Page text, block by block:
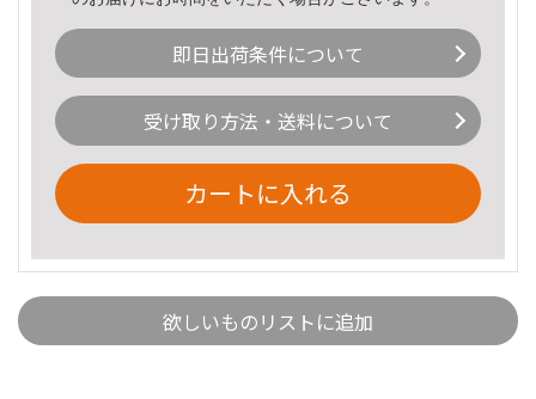
即日出荷条件について
受け取り方法・送料について
カートに入れる
欲しいものリストに追加